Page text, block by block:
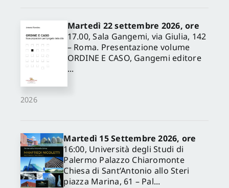
2026
Martedì 22 settembre 2026, ore
17.00, Sala Gangemi, via Giulia, 142
– Roma. Presentazione volume
ORDINE E CASO, Gangemi editore
...
Martedì 15 Settembre 2026, ore
16:00, Università degli Studi di
Palermo Palazzo Chiaromonte
Chiesa di Sant’Antonio allo Steri
piazza Marina, 61 – Pal...